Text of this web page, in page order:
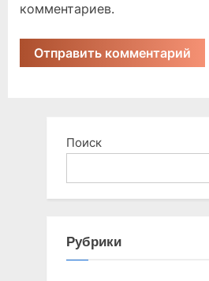
комментариев.
Поиск
Рубрики